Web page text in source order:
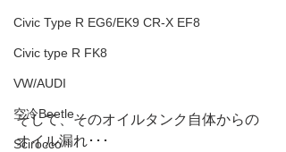
Civic Type R EG6/EK9 CR-X EF8
Civic type R FK8
VW/AUDI
空冷Beetle
Scirocco
そして、そのオイルタンク自体からの
オイル漏れ･･･